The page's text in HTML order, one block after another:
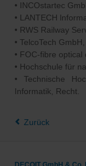
• INCOstartec
• LANTECH
• RWS Railway
• TelcoTech
• FOC-fibre
• Hochschule für
• Technische
Informatik, Recht.
Zurück